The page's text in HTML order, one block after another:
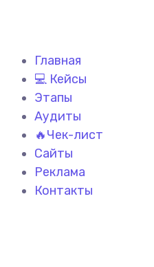
Главная
💻 Кейсы
Этапы
Аудиты
🔥Чек-лист
Сайты
Реклама
Контакты